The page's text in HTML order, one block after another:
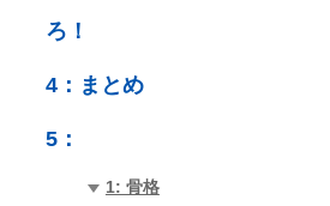
ろ！
4： まとめ
5：
1: 骨格